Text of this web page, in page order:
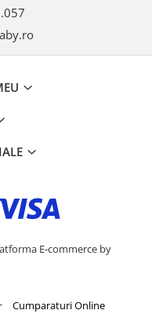
E-commerce by
- Cumparaturi Online